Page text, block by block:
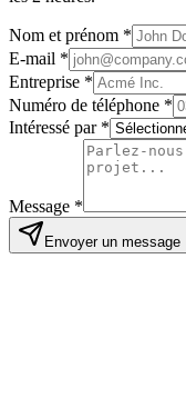
Nom et prénom *
E-mail *
Entreprise *
Numéro de téléphone *
Intéressé par*
Message *
Envoyer un message